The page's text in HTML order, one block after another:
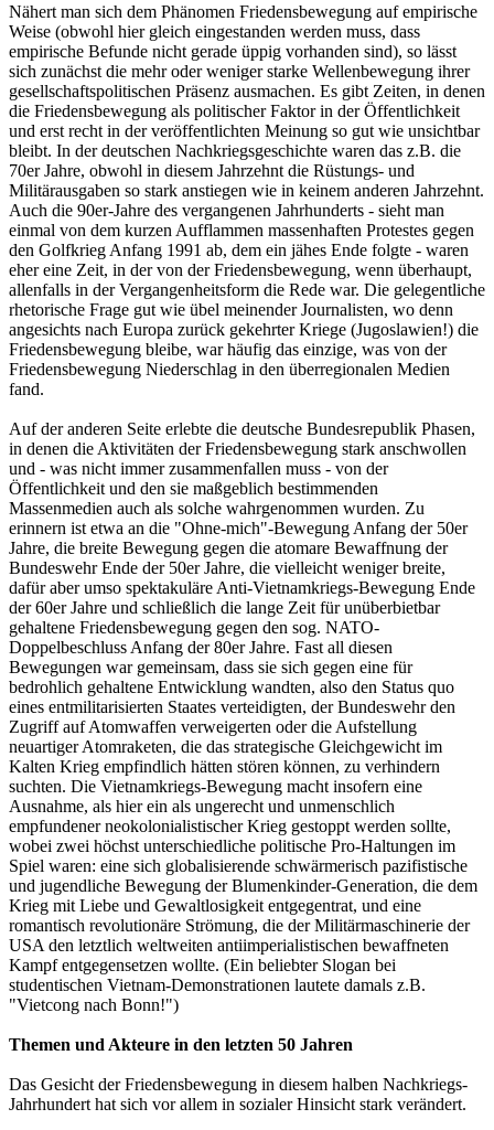
Nähert man sich dem Phänomen Friedensbewegung auf empirische
Weise (obwohl hier gleich eingestanden werden muss, dass
empirische Befunde nicht gerade üppig vorhanden sind), so lässt
sich zunächst die mehr oder weniger starke Wellenbewegung ihrer
gesellschaftspolitischen Präsenz ausmachen. Es gibt Zeiten, in denen
die Friedensbewegung als politischer Faktor in der Öffentlichkeit
und erst recht in der veröffentlichten Meinung so gut wie unsichtbar
bleibt. In der deutschen Nachkriegsgeschichte waren das z.B. die
70er Jahre, obwohl in diesem Jahrzehnt die Rüstungs- und
Militärausgaben so stark anstiegen wie in keinem anderen Jahrzehnt.
Auch die 90er-Jahre des vergangenen Jahrhunderts - sieht man
einmal von dem kurzen Aufflammen massenhaften Protestes gegen
den Golfkrieg Anfang 1991 ab, dem ein jähes Ende folgte - waren
eher eine Zeit, in der von der Friedensbewegung, wenn überhaupt,
allenfalls in der Vergangenheitsform die Rede war. Die gelegentliche
rhetorische Frage gut wie übel meinender Journalisten, wo denn
angesichts nach Europa zurück gekehrter Kriege (Jugoslawien!) die
Friedensbewegung bleibe, war häufig das einzige, was von der
Friedensbewegung Niederschlag in den überregionalen Medien
fand.
Auf der anderen Seite erlebte die deutsche Bundesrepublik Phasen,
in denen die Aktivitäten der Friedensbewegung stark anschwollen
und - was nicht immer zusammenfallen muss - von der
Öffentlichkeit und den sie maßgeblich bestimmenden
Massenmedien auch als solche wahrgenommen wurden. Zu
erinnern ist etwa an die "Ohne-mich"-Bewegung Anfang der 50er
Jahre, die breite Bewegung gegen die atomare Bewaffnung der
Bundeswehr Ende der 50er Jahre, die vielleicht weniger breite,
dafür aber umso spektakuläre Anti-Vietnamkriegs-Bewegung Ende
der 60er Jahre und schließlich die lange Zeit für unüberbietbar
gehaltene Friedensbewegung gegen den sog. NATO-
Doppelbeschluss Anfang der 80er Jahre. Fast all diesen
Bewegungen war gemeinsam, dass sie sich gegen eine für
bedrohlich gehaltene Entwicklung wandten, also den Status quo
eines entmilitarisierten Staates verteidigten, der Bundeswehr den
Zugriff auf Atomwaffen verweigerten oder die Aufstellung
neuartiger Atomraketen, die das strategische Gleichgewicht im
Kalten Krieg empfindlich hätten stören können, zu verhindern
suchten. Die Vietnamkriegs-Bewegung macht insofern eine
Ausnahme, als hier ein als ungerecht und unmenschlich
empfundener neokolonialistischer Krieg gestoppt werden sollte,
wobei zwei höchst unterschiedliche politische Pro-Haltungen im
Spiel waren: eine sich globalisierende schwärmerisch pazifistische
und jugendliche Bewegung der Blumenkinder-Generation, die dem
Krieg mit Liebe und Gewaltlosigkeit entgegentrat, und eine
romantisch revolutionäre Strömung, die der Militärmaschinerie der
USA den letztlich weltweiten antiimperialistischen bewaffneten
Kampf entgegensetzen wollte. (Ein beliebter Slogan bei
studentischen Vietnam-Demonstrationen lautete damals z.B.
"Vietcong nach Bonn!")
Themen und Akteure in den letzten 50 Jahren
Das Gesicht der Friedensbewegung in diesem halben Nachkriegs-
Jahrhundert hat sich vor allem in sozialer Hinsicht stark verändert.